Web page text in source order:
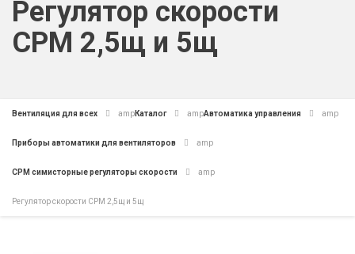
Регулятор скорости
СРМ 2,5щ и 5щ
Вентиляция для всех ampКаталог ampАвтоматика управления amp
Приборы автоматики для вентиляторов amp
СРМ симисторные регуляторы скорости amp
Регулятор скорости СРМ 2,5щ и 5щ